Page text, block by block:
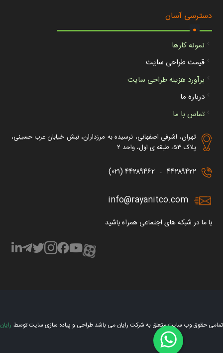
دسترسی آسان
.
نمونه کارها
قیمت طراحی سایت
برآورد هزینه طراحی سایت
درباره ما
تماس با ما
تهران، اشرفی اصفهانی، نرسیده به مرزداران، نبش خیابان عرب حسینی،
پلاک ۵۳، طبقه ی اول، واحد ۲
۴۴۲۸۹۴۲۲ – ۴۴۲۸۹۴۶۲ (۰۲۱)
info@rayanitco.com
با ما در شبکه های اجتماعی همراه باشید
تمامی حقوق وب سایت متعلق به شرکت رایان می باشد.طراحی و پیاده سازی سایت توسط رایان